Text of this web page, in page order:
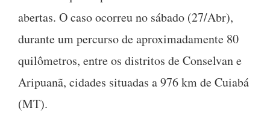
abertas. O caso ocorreu no sábado (27/Abr),
durante um percurso de aproximadamente 80
quilômetros, entre os distritos de Conselvan e
Aripuanã, cidades situadas a 976 km de Cuiabá
(MT).